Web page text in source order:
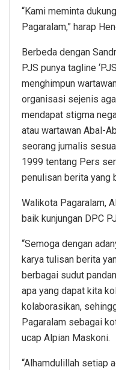
“Kami meminta
Pagaralam,” harap
Berbeda dengan
PJS punya tagline
menghimpun
organisasi sejenis
mendapat stigma
atau wartawan Abal-
seorang jurnalis
1999 tentang Pers
penulisan berita yang
Walikota Pagaralam,
baik kunjungan DPC
“Semoga dengan
karya tulisan berita
berbagai sudut
apa yang dapat kita
kolaborasikan,
Pagaralam sebagai
ucap Alpian Maskoni.
“Alhamdulillah setiap